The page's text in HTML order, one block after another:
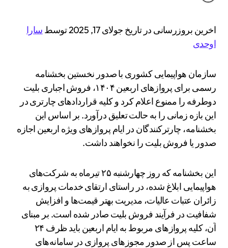
اخرین بروزرسانی در تاریخ جولای 17, 2025 توسط
سارا
اوحدی
سازمان هواپیمایی کشوری با صدور نخستین بخشنامه
رسمی برای پروازهای اربعین ۱۴۰۴، فروش اجباری بلیت
دوطرفه را ممنوع اعلام کرد و کلیه قراردادهای چارتری در
این بازه زمانی را به حالت تعلیق درآورد. بر اساس این
بخشنامه، چارترکنندگان در ایام پروازهای ویژه اربعین اجازه
صدور یا فروش بلیت را نخواهند داشت.
این بخشنامه که روز چهارشنبه ۲۵ تیرماه به شرکت‌های
هواپیمایی ابلاغ شده، در راستای ارتقای خدمات پروازی به
زائران عتبات عالیات، مدیریت بهتر قیمت‌ها و افزایش
شفافیت در فرآیند فروش بلیت صادر شده است. بر مبنای
آن، کلیه پروازهای مربوط به ایام اربعین باید ظرف ۲۴
ساعت پس از صدور مجوزهای پروازی در سامانه‌های